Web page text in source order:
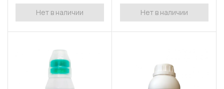
Нет в наличии Нет в наличии